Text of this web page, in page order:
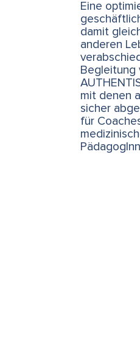
Eine
damit
anderen
Begleitung
mit denen
sicher
für